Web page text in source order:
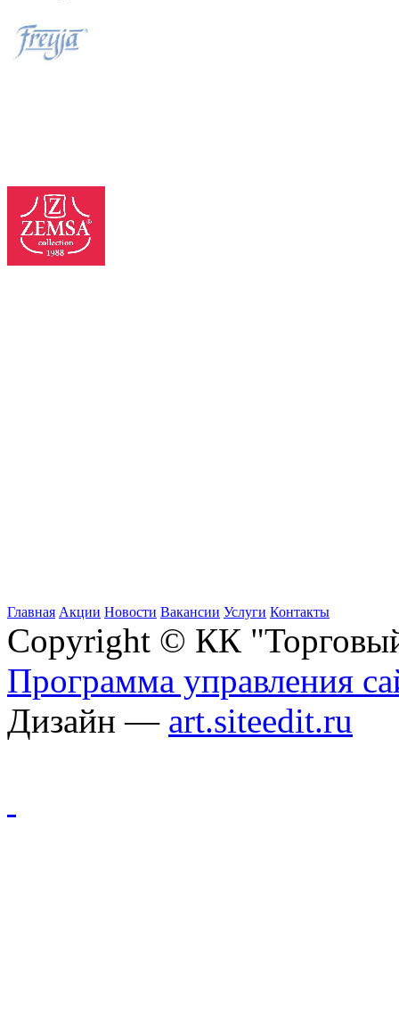
Главная Акции Новости Вакансии Услуги Контакты
Copyright © КК
Программа управления
Дизайн — art.siteedit.ru